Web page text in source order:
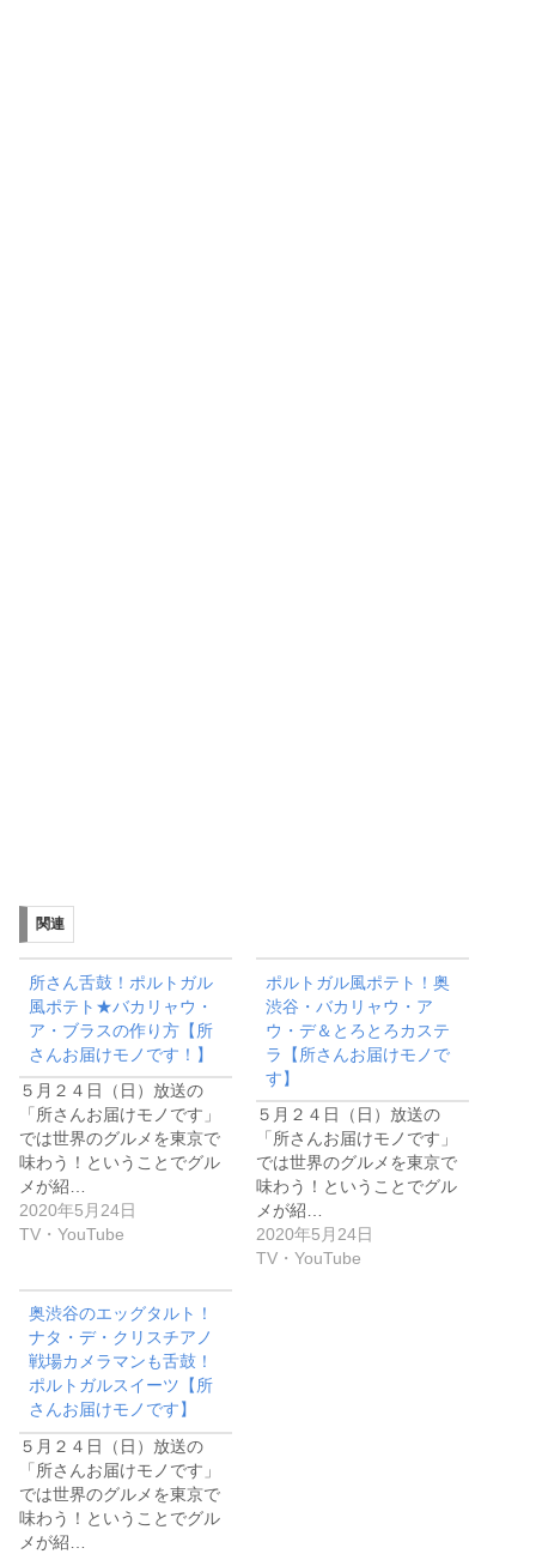
関連
所さん舌鼓！ポルトガル
風ポテト★バカリャウ・
ア・ブラスの作り方【所
さんお届けモノです！】
５月２４日（日）放送の
「所さんお届けモノです」
では世界のグルメを東京で
味わう！ということでグル
メが紹…
2020年5月24日
TV・YouTube
ポルトガル風ポテト！奥
渋谷・バカリャウ・ア
ウ・デ＆とろとろカステ
ラ【所さんお届けモノで
す】
５月２４日（日）放送の
「所さんお届けモノです」
では世界のグルメを東京で
味わう！ということでグル
メが紹…
2020年5月24日
TV・YouTube
奥渋谷のエッグタルト！
ナタ・デ・クリスチアノ
戦場カメラマンも舌鼓！
ポルトガルスイーツ【所
さんお届けモノです】
５月２４日（日）放送の
「所さんお届けモノです」
では世界のグルメを東京で
味わう！ということでグル
メが紹…